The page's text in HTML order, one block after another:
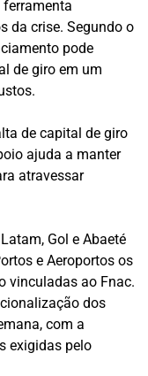
da crise. Segundo o
pode
de giro em um
de capital de giro
ajuda a manter
atravessar
Gol e Abaeté
e Aeroportos os
vinculadas ao Fnac.
dos
com a
exigidas pelo